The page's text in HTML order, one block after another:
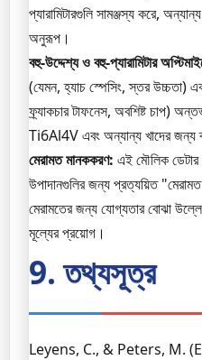
প্যারামিটারগুলি সামঞ্জস্য করে,
অনুরূপ।
বহু-উদ্দেশ্য ও বহু-প্যারামিটার
(যেমন, হ্যাচ স্পেসিং, স্তর উচ্চতা)
ফ্র্যাকচার টাফনেস, অবশিষ্ট চাপ)
Ti6Al4V এবং অন্যান্য খাদের জন্য
মেরামত মানককরণ: এই মৌলিক ডেটার
উপাদানগুলির জন্য প্রত্যয়িত
মেরামতের জন্য যোগ্যতার বোঝা
মূল্যের প্রয়োগ।
9. তথ্যসূত্র
Leyens, C., & Peters, M.